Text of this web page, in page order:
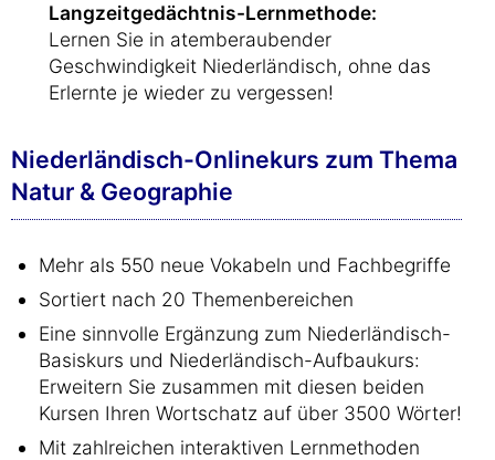
Langzeitgedächtnis-Lernmethode:
Lernen Sie in atemberaubender
Geschwindigkeit Niederländisch, ohne das
Erlernte je wieder zu vergessen!
Niederländisch-Onlinekurs zum Thema
Natur & Geographie
Mehr als 550 neue Vokabeln und Fachbegriffe
Sortiert nach 20 Themenbereichen
Eine sinnvolle Ergänzung zum Niederländisch-
Basiskurs und Niederländisch-Aufbaukurs:
Erweitern Sie zusammen mit diesen beiden
Kursen Ihren Wortschatz auf über 3500 Wörter!
Mit zahlreichen interaktiven Lernmethoden